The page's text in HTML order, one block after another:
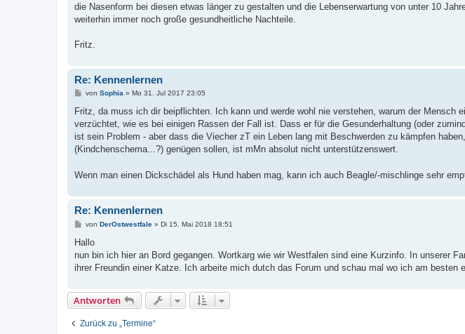
die Nasenform bei diesen etwas länger zu gestalten und die Lebenserwartung von unter 10
weiterhin immer noch große gesundheitliche Nachteile.
Fritz.
Re: Kennenlernen
B
i
r
a
von Sophia» Mo 31. Jul 2017 23:05
Fritz, da muss ich dir beipflichten. Ich kann und werde wohl nie verstehen, warum der Mensch
verzüchtet, wie es bei einigen Rassen der Fall ist. Dass er für die Gesunderhaltung (oder
ist sein Problem - aber dass die Viecher zT ein Leben lang mit Beschwerden zu kämpfen
(Kindchenschema...?) genügen sollen, ist mMn absolut nicht unterstützenswert.
Wenn man einen Dickschädel als Hund haben mag, kann ich auch Beagle/-mischlinge sehr
Re: Kennenlernen
B
i
r
a
von DerOstwestfale» Di 15. Mai 2018 18:51
Hallo
nun bin ich hier an Bord gegangen. Wortkarg wie wir Westfalen sind eine Kurzinfo. In unserer
ihrer Freundin einer Katze. Ich arbeite mich dutch das Forum und schau mal wo ich am besten
Antworten
Zurück zu „Termine“